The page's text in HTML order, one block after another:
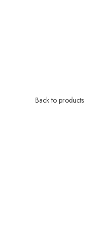
Back to products